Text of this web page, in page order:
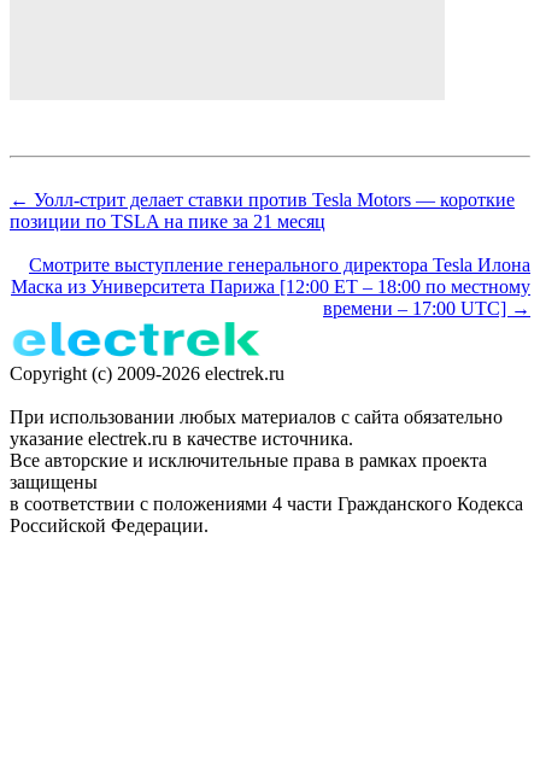
← Уолл-стрит делает ставки против Tesla Motors — короткие
позиции по TSLA на пике за 21 месяц
Смотрите выступление генерального директора Tesla Илона
Маска из Университета Парижа [12:00 ET – 18:00 по местному
времени – 17:00 UTC] →
Copyright (c) 2009-2026 electrek.ru
При использовании любых материалов с сайта обязательно
указание electrek.ru в качестве источника.
Все авторские и исключительные права в рамках проекта
защищены
в соответствии с положениями 4 части Гражданского Кодекса
Российской Федерации.